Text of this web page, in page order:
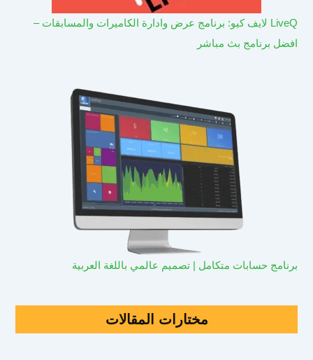
LiveQ لايف كيو: برنامج عرض وادارة الكاميرات والمسابقات –
افضل برنامج بث مباشر
برنامج حسابات متكامل | تصميم عالمي باللغة العربية
مختارات المقالات